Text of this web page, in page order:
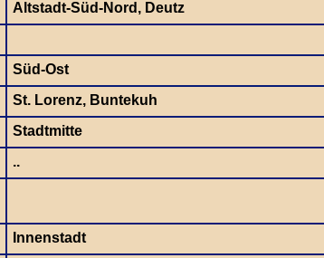
Altstadt-Süd-Nord, Deutz
Süd-Ost
St. Lorenz, Buntekuh
Stadtmitte
..
Innenstadt